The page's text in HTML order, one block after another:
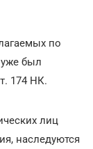
по
был
174 НК.
лиц
наследуются